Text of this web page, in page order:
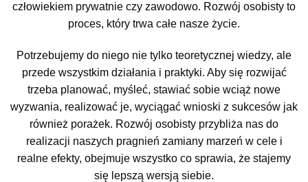
człowiekiem prywatnie czy zawodowo. Rozwój osobisty to
proces, który trwa całe nasze życie.
Potrzebujemy do niego nie tylko teoretycznej wiedzy, ale
przede wszystkim działania i praktyki. Aby się rozwijać
trzeba planować, myśleć, stawiać sobie wciąż nowe
wyzwania, realizować je, wyciągać wnioski z sukcesów jak
również porażek. Rozwój osobisty przybliża nas do
realizacji naszych pragnień zamiany marzeń w cele i
realne efekty, obejmuje wszystko co sprawia, że stajemy
się lepszą wersją siebie.